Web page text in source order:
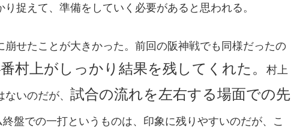
捉えて、準備をしていく必要があると思われる。
せたことが大きかった。前回の阪神戦でも同様だったの
村上がしっかり結果を残してくれた。 村上
いのだが、 試合の流れを左右する場面での先
盤での一打というものは、印象に残りやすいのだが、こ